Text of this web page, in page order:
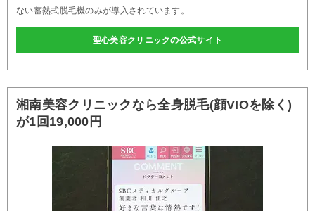
ない蓄熱式脱毛機のみが導入されています。
聖心美容クリニックの公式サイト
湘南美容クリニックなら全身脱毛(顔VIOを除く)
が1回19,000円